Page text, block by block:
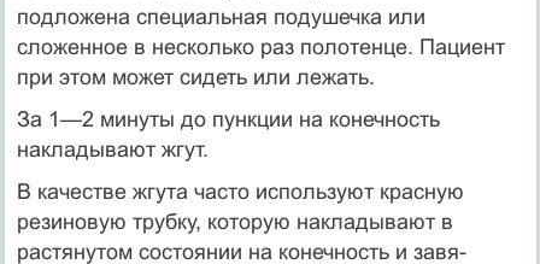
подложена специальная подушечка или
сложенное в несколько раз полотенце. Пациент
при этом может сидеть или лежать.
За 1—2 минуты до пункции на конечность
накладывают жгут.
В качестве жгута часто используют красную
резиновую трубку, которую накладывают в
растянутом состоянии на конечность и завя­